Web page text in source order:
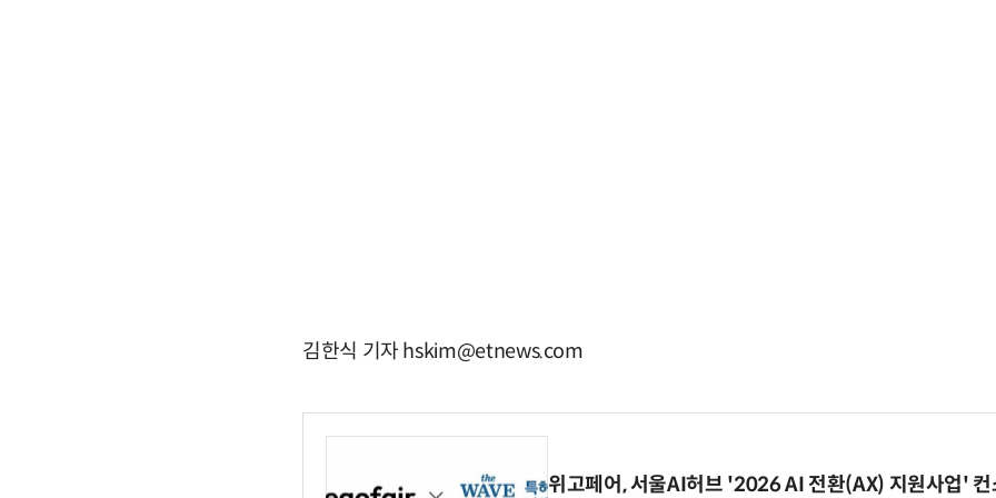
김한식 기자 hskim@etnews.com
위고페어, 서울AI허브 '2026 AI 전환(AX) 지원사업' 컨